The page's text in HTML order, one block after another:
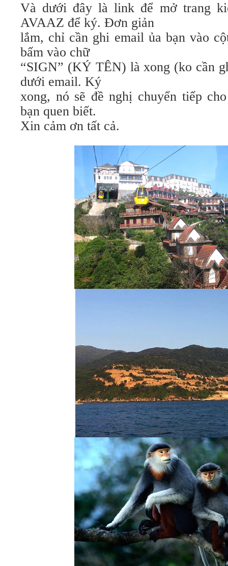
Và dưới đây là link để mở trang
AVAAZ để ký. Đơn giản
lắm, chỉ cần ghi email ủa bạn vào
bấm vào chữ
“SIGN” (KÝ TÊN) là xong (ko cần
dưới email. Ký
xong, nó sẽ đề nghị chuyển tiếp
bạn quen biết.
Xin cảm ơn tất cả.